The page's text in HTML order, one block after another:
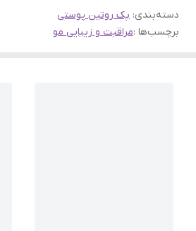
دسته‌بندی: پک روتین پوستی
برچسب‌ها :مراقبت و زیبایی مو